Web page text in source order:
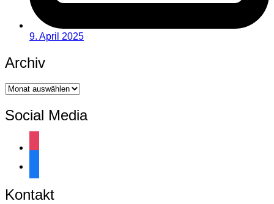
9. April 2025
Archiv
Archiv
Social Media
Kontakt